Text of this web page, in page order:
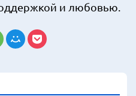
и любовью.